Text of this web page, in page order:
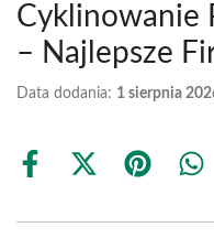
Cyklinowanie
– Najlepsze
Data dodania: 1 sierpnia
Share
Share
(Twitter)
Share